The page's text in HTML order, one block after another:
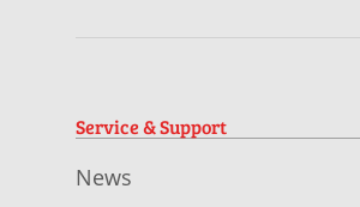
Service & Support
News